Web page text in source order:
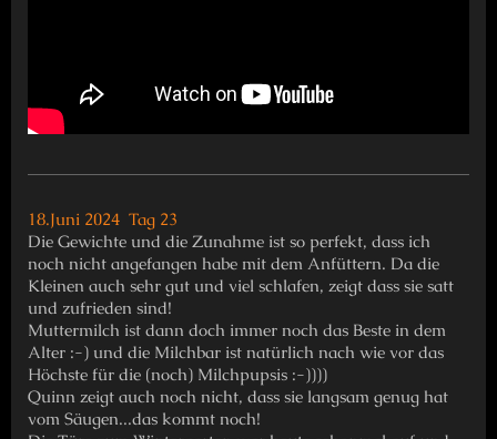
18.Juni 2024 Tag 23
Die Gewichte und die Zunahme ist so perfekt, dass ich
noch nicht angefangen habe mit dem Anfüttern. Da die
Kleinen auch sehr gut und viel schlafen, zeigt dass sie satt
und zufrieden sind!
Muttermilch ist dann doch immer noch das Beste in dem
Alter :-) und die Milchbar ist natürlich nach wie vor das
Höchste für die (noch) Milchpupsis :-))))
Quinn zeigt auch noch nicht, dass sie langsam genug hat
vom Säugen...das kommt noch!